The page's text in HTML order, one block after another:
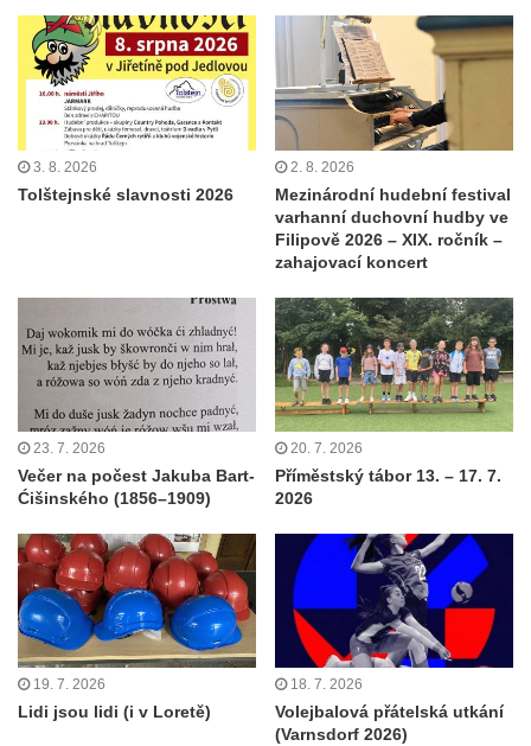
3. 8. 2026
Tolštejnské slavnosti 2026
2. 8. 2026
Mezinárodní hudební festival
varhanní duchovní hudby ve
Filipově 2026 – XIX. ročník –
zahajovací koncert
23. 7. 2026
Večer na počest Jakuba Bart-
Ćišinského (1856–1909)
20. 7. 2026
Příměstský tábor 13. – 17. 7.
2026
19. 7. 2026
Lidi jsou lidi (i v Loretě)
18. 7. 2026
Volejbalová přátelská utkání
(Varnsdorf 2026)